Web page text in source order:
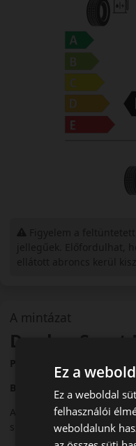
A mintázat
Dunlop Sport
Precíz irányíthatóságú
Bevezető
A Dunlop Sport Maxx RT
sportabroncs, amelyet
Ez a
Ez a weboldal
felhasználói
weboldalunk